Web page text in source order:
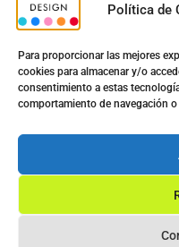
Política de
Para proporcionar las mejores
cookies para almacenar y/o
consentimiento a estas
comportamiento de navegación
Vestido Serpiente Largo
con Copa